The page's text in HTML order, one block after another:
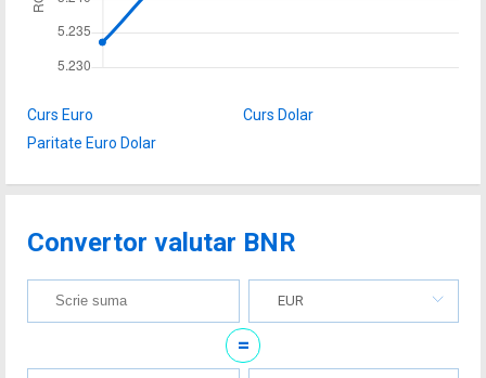
Curs Euro
Curs Dolar
Paritate Euro Dolar
Convertor valutar BNR
EUR
=